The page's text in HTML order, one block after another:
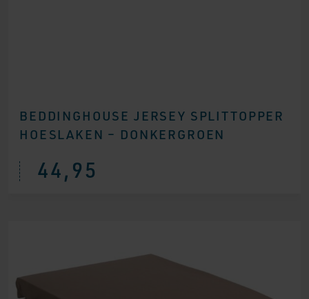
BEDDINGHOUSE JERSEY SPLITTOPPER
HOESLAKEN – DONKERGROEN
44,95